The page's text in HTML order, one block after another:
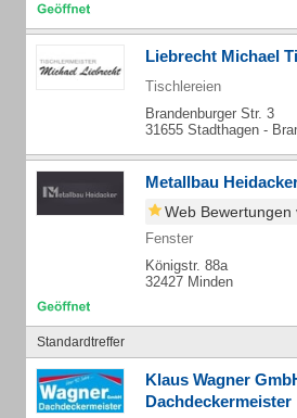
Liebrecht Michael
Tischlereien
Brandenburger Str. 3
31655 Stadthagen -
Metallbau
Web Bewertungen
Fenster
Königstr. 88a
32427 Minden
Standardtreffer
Klaus Wagner
Dachdeckermeister